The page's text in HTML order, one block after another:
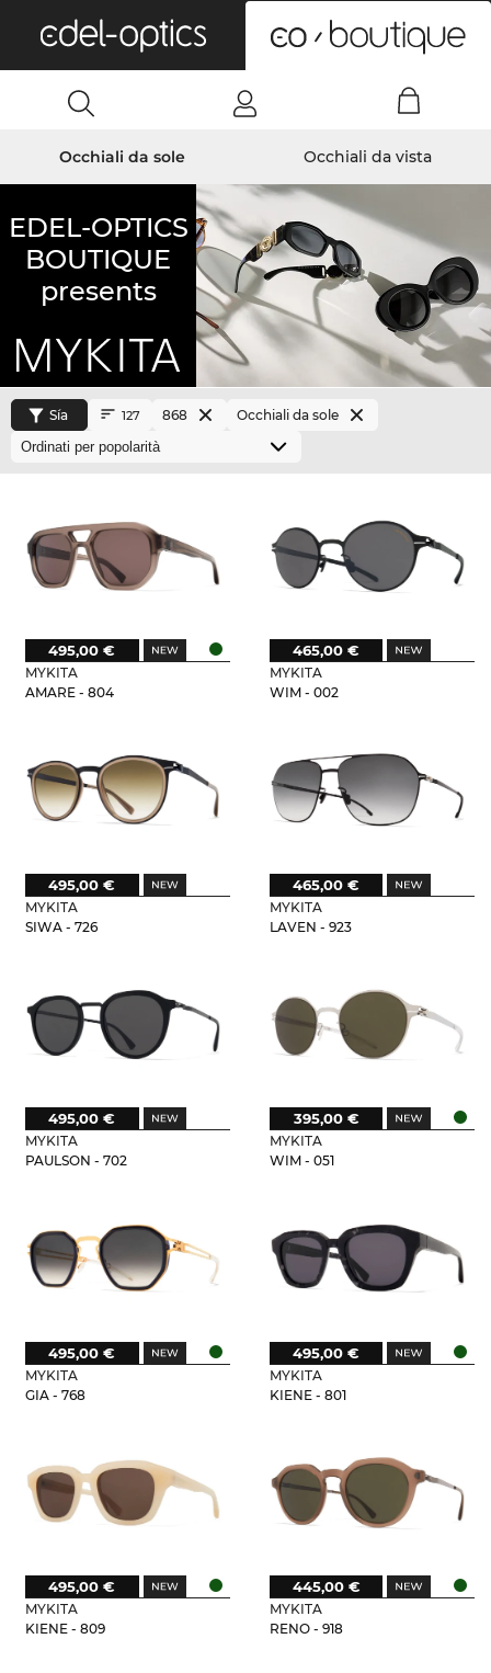
Occhiali da sole Occhiali da vista
EDEL-OPTICS
BOUTIQUE
presents
Sía 127 868 Occhiali da sole
MYKITA
AMARE - 804
495,00 €
MYKITA
WIM - 002
465,00 €
MYKITA
SIWA - 726
495,00 €
MYKITA
LAVEN - 923
465,00 €
MYKITA
PAULSON - 702
495,00 €
MYKITA
WIM - 051
395,00 €
MYKITA
GIA - 768
495,00 €
MYKITA
KIENE - 801
495,00 €
MYKITA
KIENE - 809
495,00 €
MYKITA
RENO - 918
445,00 €